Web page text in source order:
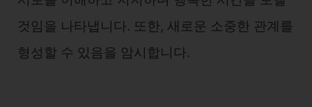
것임을 나타냅니다. 또한, 새로운 소중한 관계를
형성할 수 있음을 암시합니다.